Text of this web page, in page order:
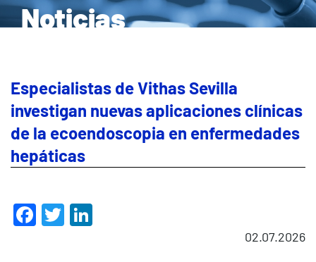
Noticias
Especialistas de Vithas Sevilla
investigan nuevas aplicaciones clínicas
de la ecoendoscopia en enfermedades
hepáticas
Facebook
Twitter
02.07.2026